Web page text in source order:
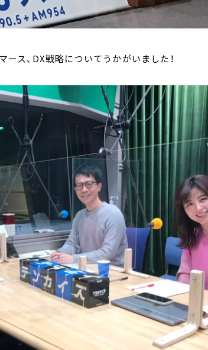
ス、DX戦略についてうかがいました！